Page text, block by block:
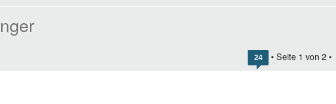
24 • Seite 1 von 2 •